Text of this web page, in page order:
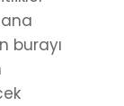
burayı